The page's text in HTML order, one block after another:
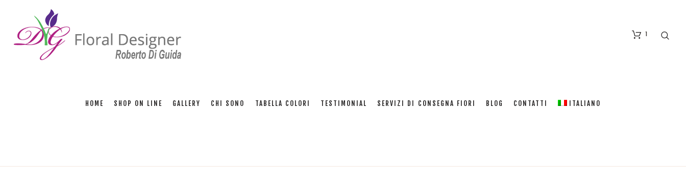
1
HOME SHOP ON LINE GALLERY CHI SONO TABELLA COLORI TESTIMONIAL SERVIZI DI CONSEGNA FIORI BLOG CONTATTI ITALIANO
cinquanta rose rosse